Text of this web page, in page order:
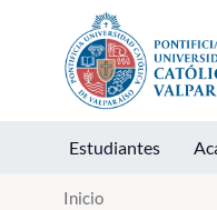
Click acá para ir
Estudiantes
Inicio